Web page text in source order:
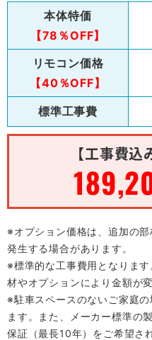
本体特価
【78％OFF】
リモコン価格
【40％OFF】
標準工事費
【工事費込
※オプション価格は、追加の
発生する場合があります。
※標準的な工事費用となりま
材やオプションにより金額が
※駐車スペースのないご家庭
ます。また、メーカー標準の
保証（最長10年）をご希望さ